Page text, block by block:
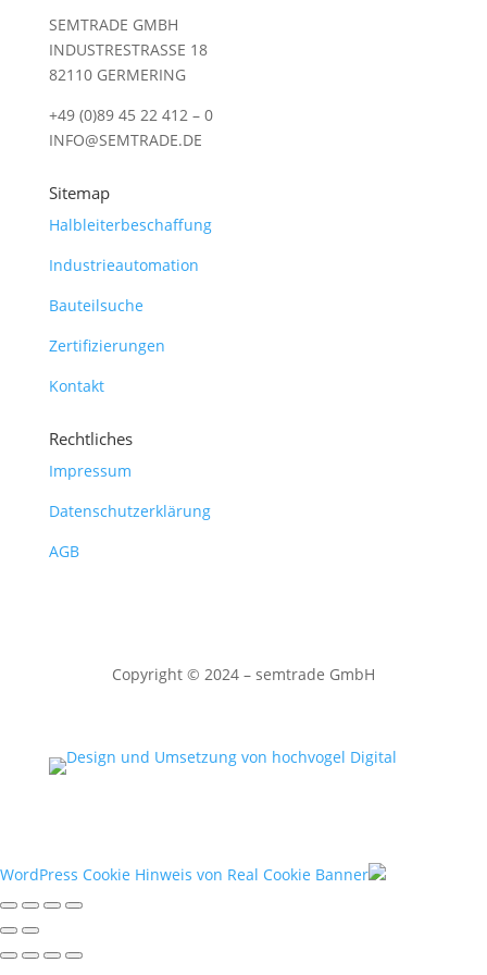
SEMTRADE GMBH
INDUSTRESTRASSE 18
82110 GERMERING
+49 (0)89 45 22 412 – 0
INFO@SEMTRADE.DE
Sitemap
Halbleiterbeschaffung
Industrieautomation
Bauteilsuche
Zertifizierungen
Kontakt
Rechtliches
Impressum
Datenschutzerklärung
AGB
Copyright © 2024 – semtrade GmbH
WordPress Cookie Hinweis von Real Cookie Banner